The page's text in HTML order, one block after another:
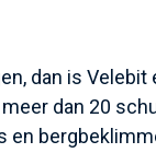
dan is
dan 20